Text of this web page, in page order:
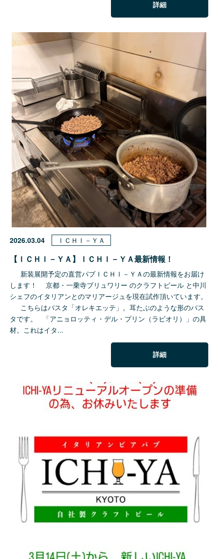
詳細
2026.03.04 ＩＣＨＩ－ＹＡ
【ＩＣＨＩ－ＹＡ】ＩＣＨＩ－ＹＡ最新情報！
新装展開予定の直営パブＩＣＨＩ－ＹＡの最新情報をお届け
します！ 京都・一乗寺ブリュワリー のクラフトビール と中川
シェフのイタリアンとのマリアージュを現在試作頂いています。
こちらはパスタ「オレキエッテ」。耳たぶのような形のパス
タです。 「アニョロッティ・デル・プリン（ラビオリ）」の具
材。これはイタ...
詳細